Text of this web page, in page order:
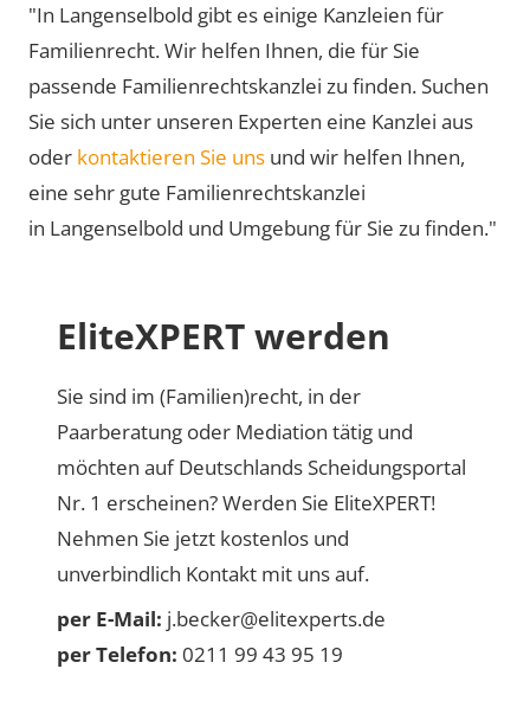
"In Langenselbold gibt es einige Kanzleien für
Familienrecht. Wir helfen Ihnen, die für Sie
passende Familienrechtskanzlei zu finden. Suchen
Sie sich unter unseren Experten eine Kanzlei aus
oder kontaktieren Sie uns und wir helfen Ihnen,
eine sehr gute Familienrechtskanzlei
in Langenselbold und Umgebung für Sie zu finden."
EliteXPERT werden
Sie sind im (Familien)recht, in der
Paarberatung oder Mediation tätig und
möchten auf Deutschlands Scheidungsportal
Nr. 1 erscheinen? Werden Sie EliteXPERT!
Nehmen Sie jetzt kostenlos und
unverbindlich Kontakt mit uns auf.
per E-Mail: j.becker@elitexperts.de
per Telefon: 0211 99 43 95 19